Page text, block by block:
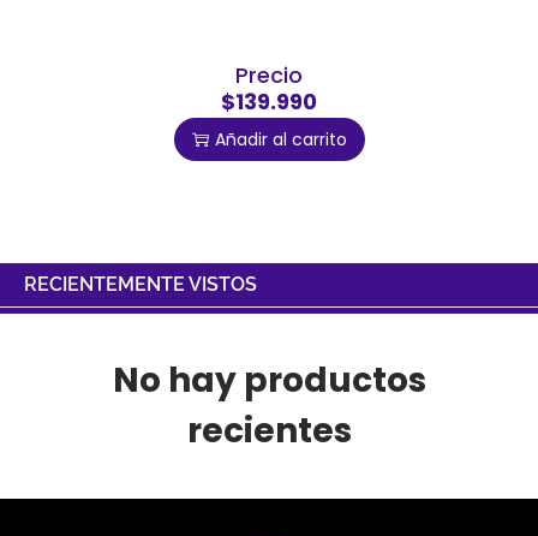
Precio
$139.990
Añadir al carrito
RECIENTEMENTE VISTOS
No hay productos
recientes